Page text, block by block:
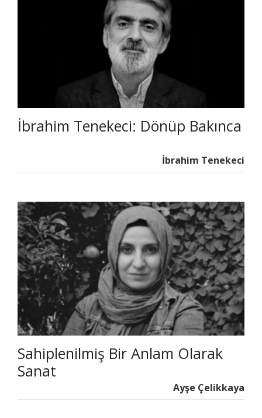
İbrahim Tenekeci: Dönüp Bakınca
İbrahim Tenekeci
Sahiplenilmiş Bir Anlam Olarak
Sanat
Ayşe Çelikkaya